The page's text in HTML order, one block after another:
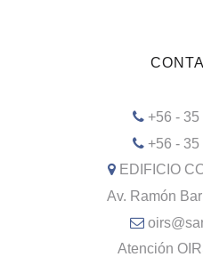
+56 -
+56 - 35
EDIFICIO
Av. Ramón
Atención